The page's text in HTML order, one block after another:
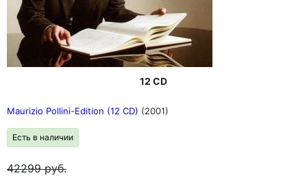
12 CD
Maurizio Pollini-Edition (12 CD) (2001)
Есть в наличии
42299руб.